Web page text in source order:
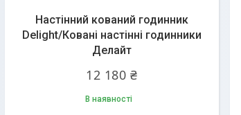
Настінний кований годинник
Delight/Ковані настінні годинники
Делайт
12 180 ₴
В наявності